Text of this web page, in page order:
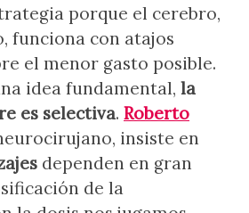
porque el cerebro,
funciona con atajos
el menor gasto posible.
idea fundamental, la
es selectiva. Roberto
insiste en
dependen en gran
de la